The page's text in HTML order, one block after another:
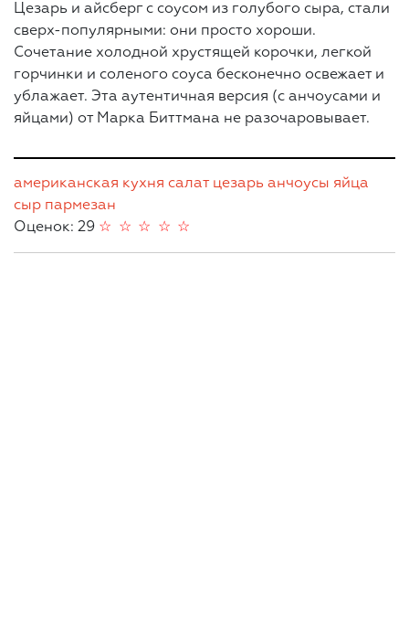
Цезарь и айсберг с соусом из голубого сыра, стали
сверх-популярными: они просто хороши.
Сочетание холодной хрустящей корочки, легкой
горчинки и соленого соуса бесконечно освежает и
ублажает. Эта аутентичная версия (c анчоусами и
яйцами) от Марка Биттмана не разочаровывает.
американская кухня салат цезарь анчоусы яйца
сыр пармезан
Оценок: 29
☆
☆
☆
☆
☆